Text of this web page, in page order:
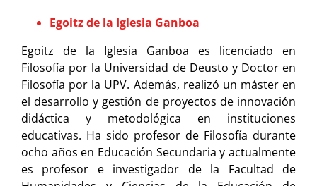
Egoitz de la Iglesia Ganboa
Egoitz de la Iglesia Ganboa es licenciado en
Filosofía por la Universidad de Deusto y Doctor en
Filosofía por la UPV. Además, realizó un máster en
el desarrollo y gestión de proyectos de innovación
didáctica y metodológica en instituciones
educativas. Ha sido profesor de Filosofía durante
ocho años en Educación Secundaria y actualmente
es profesor e investigador de la Facultad de